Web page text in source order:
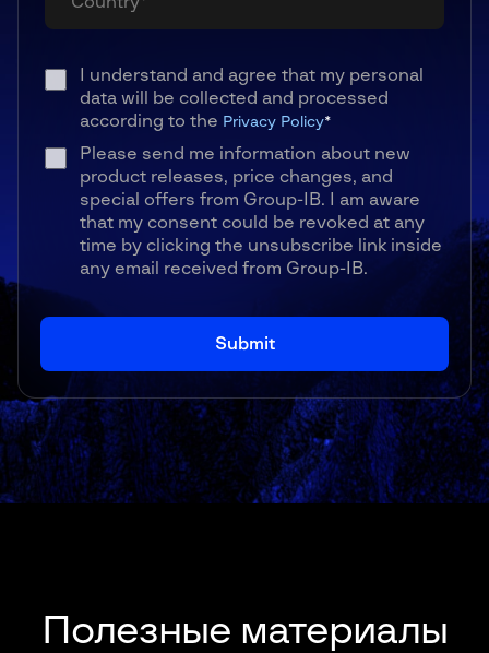
I understand and agree that my personal
data will be collected and processed
according to the Privacy Policy*
Please send me information about new
product releases, price changes, and
special offers from Group-IB. I am aware
that my consent could be revoked at any
time by clicking the unsubscribe link inside
any email received from Group-IB.
Полезные материалы